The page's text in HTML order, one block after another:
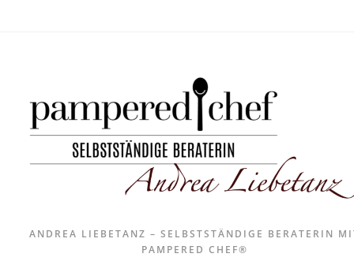
ANDREA LIEBETANZ – SELBSTSTÄNDIGE BERATERIN
PAMPERED CHEF®